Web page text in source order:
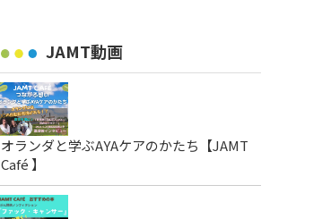
JAMT動画
オランダと学ぶAYAケアのかたち【JAMT
Café 】